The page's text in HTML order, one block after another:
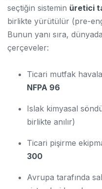
seçtiğin sistemin üretici
birlikte yürütülür (pre-
Bunun yanı sıra,
çerçeveler:
Ticari mutfak
NFPA 96
Islak kimyasal
birlikte anılır)
Ticari pişirme
300
Avrupa tarafında